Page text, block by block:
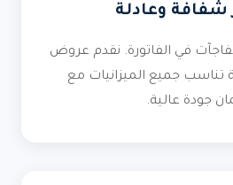
شفافة وعادلة
في الفاتورة. نقدم عروض
جميع الميزانيات مع
جودة عالية.